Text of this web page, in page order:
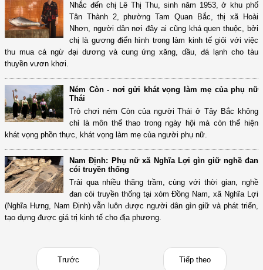
Nhắc đến chị Lê Thị Thu, sinh năm 1953, ở khu phố
Tân Thành 2, phường Tam Quan Bắc, thị xã Hoài
Nhơn, người dân nơi đây ai cũng khá quen thuộc, bởi
chị là gương điển hình trong làm kinh tế giỏi với việc
thu mua cá ngừ đại dương và cung ứng xăng, dầu, đá lạnh cho tàu
thuyền vươn khơi.
Ném Còn - nơi gửi khát vọng làm mẹ của phụ nữ
Thái
Trò chơi ném Còn của người Thái ở Tây Bắc không
chỉ là môn thể thao trong ngày hội mà còn thể hiện
khát vọng phồn thực, khát vọng làm mẹ của người phụ nữ.
Nam Định: Phụ nữ xã Nghĩa Lợi gìn giữ nghề đan
cói truyền thống
Trải qua nhiều thăng trầm, cùng với thời gian, nghề
đan cói truyền thống tại xóm Đồng Nam, xã Nghĩa Lợi
(Nghĩa Hưng, Nam Định) vẫn luôn được người dân gìn giữ và phát triển,
tạo dựng được giá trị kinh tế cho địa phương.
Trước Tiếp theo